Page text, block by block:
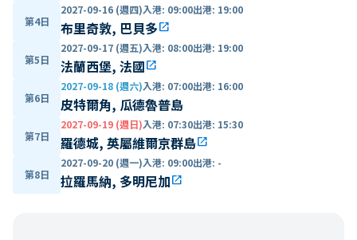
第4日
2027-09-16 (週四)入港: 09:00出港: 19:00
布里奇敦, 巴貝多open_in_new
第5日
2027-09-17 (週五)入港: 08:00出港: 19:00
法蘭西堡, 法國open_in_new
第6日
2027-09-18 (週六)入港: 07:00出港: 16:00
皮特爾角, 瓜德魯普島
第7日
2027-09-19 (週日)入港: 07:30出港: 15:30
羅德城, 英屬維爾京群島open_in_new
第8日
2027-09-20 (週一)入港: 09:00出港: -
拉羅馬納, 多明尼加open_in_new